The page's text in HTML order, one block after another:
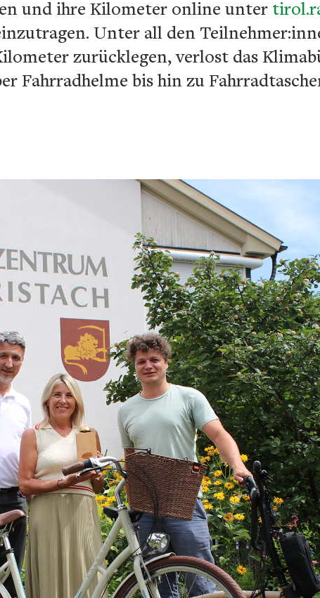
und ihre Kilometer online unter
Unter all den
zurücklegen, verlost das
Fahrradhelme bis hin zu